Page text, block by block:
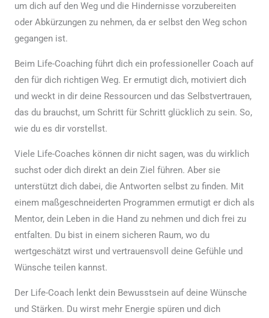
um dich auf den Weg und die Hindernisse vorzubereiten
oder Abkürzungen zu nehmen, da er selbst den Weg schon
gegangen ist.
Beim Life-Coaching führt dich ein professioneller Coach auf
den für dich richtigen Weg. Er ermutigt dich, motiviert dich
und weckt in dir deine Ressourcen und das Selbstvertrauen,
das du brauchst, um Schritt für Schritt glücklich zu sein. So,
wie du es dir vorstellst.
Viele Life-Coaches können dir nicht sagen, was du wirklich
suchst oder dich direkt an dein Ziel führen. Aber sie
unterstützt dich dabei, die Antworten selbst zu finden. Mit
einem maßgeschneiderten Programmen ermutigt er dich als
Mentor, dein Leben in die Hand zu nehmen und dich frei zu
entfalten. Du bist in einem sicheren Raum, wo du
wertgeschätzt wirst und vertrauensvoll deine Gefühle und
Wünsche teilen kannst.
Der Life-Coach lenkt dein Bewusstsein auf deine Wünsche
und Stärken. Du wirst mehr Energie spüren und dich